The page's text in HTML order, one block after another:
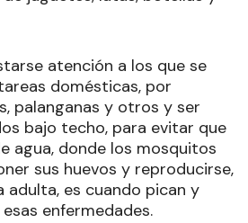
atención a los que se
domésticas, por
palanganas y otros y ser
bajo techo, para evitar que
agua, donde los mosquitos
sus huevos y reproducirse,
adulta, es cuando pican y
enfermedades.